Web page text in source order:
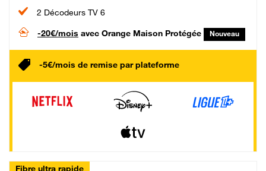
2 Décodeurs TV 6
-20€/mois avec Orange Maison Protégée Nouveau
-5€/mois de remise par plateforme
Fibre ultra rapide